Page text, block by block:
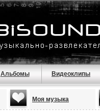
Альбомы Видеоклипы
Моя музыка